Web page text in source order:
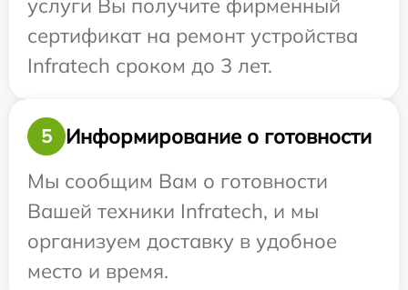
услуги Вы получите фирменный
сертификат на ремонт устройства
Infratech сроком до 3 лет.
5
Информирование о готовности
Мы сообщим Вам о готовности
Вашей техники Infratech, и мы
организуем доставку в удобное
место и время.